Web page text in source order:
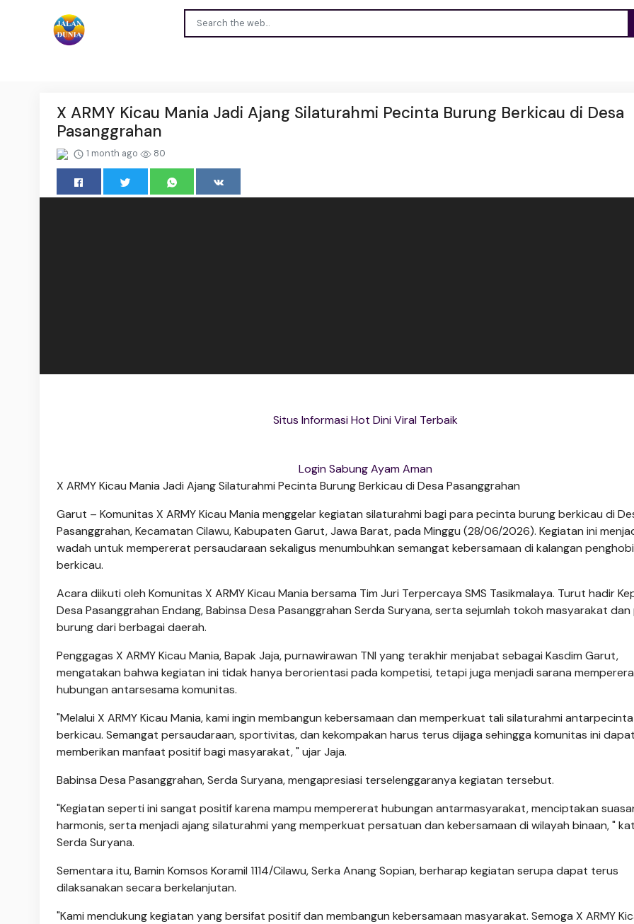
X ARMY Kicau Mania Jadi Ajang Silaturahmi Pecinta Burung Berkicau di Desa
Pasanggrahan
1 month ago 80
Situs Informasi Hot Dini Viral Terbaik
Login Sabung Ayam Aman
X ARMY Kicau Mania Jadi Ajang Silaturahmi Pecinta Burung Berkicau di Desa Pasanggrahan
Garut – Komunitas X ARMY Kicau Mania menggelar kegiatan silaturahmi bagi para pecinta burung berkicau di
Pasanggrahan, Kecamatan Cilawu, Kabupaten Garut, Jawa Barat, pada Minggu (28/06/2026). Kegiatan ini
wadah untuk mempererat persaudaraan sekaligus menumbuhkan semangat kebersamaan di kalangan
berkicau.
Acara diikuti oleh Komunitas X ARMY Kicau Mania bersama Tim Juri Terpercaya SMS Tasikmalaya. Turut hadir
Desa Pasanggrahan Endang, Babinsa Desa Pasanggrahan Serda Suryana, serta sejumlah tokoh masyarakat
burung dari berbagai daerah.
Penggagas X ARMY Kicau Mania, Bapak Jaja, purnawirawan TNI yang terakhir menjabat sebagai Kasdim Garut,
mengatakan bahwa kegiatan ini tidak hanya berorientasi pada kompetisi, tetapi juga menjadi sarana
hubungan antarsesama komunitas.
"Melalui X ARMY Kicau Mania, kami ingin membangun kebersamaan dan memperkuat tali silaturahmi
berkicau. Semangat persaudaraan, sportivitas, dan kekompakan harus terus dijaga sehingga komunitas ini dapat
memberikan manfaat positif bagi masyarakat, " ujar Jaja.
Babinsa Desa Pasanggrahan, Serda Suryana, mengapresiasi terselenggaranya kegiatan tersebut.
"Kegiatan seperti ini sangat positif karena mampu mempererat hubungan antarmasyarakat, menciptakan
harmonis, serta menjadi ajang silaturahmi yang memperkuat persatuan dan kebersamaan di wilayah binaan, "
Serda Suryana.
Sementara itu, Bamin Komsos Koramil 1114/Cilawu, Serka Anang Sopian, berharap kegiatan serupa dapat terus
dilaksanakan secara berkelanjutan.
"Kami mendukung kegiatan yang bersifat positif dan membangun kebersamaan masyarakat. Semoga X ARMY